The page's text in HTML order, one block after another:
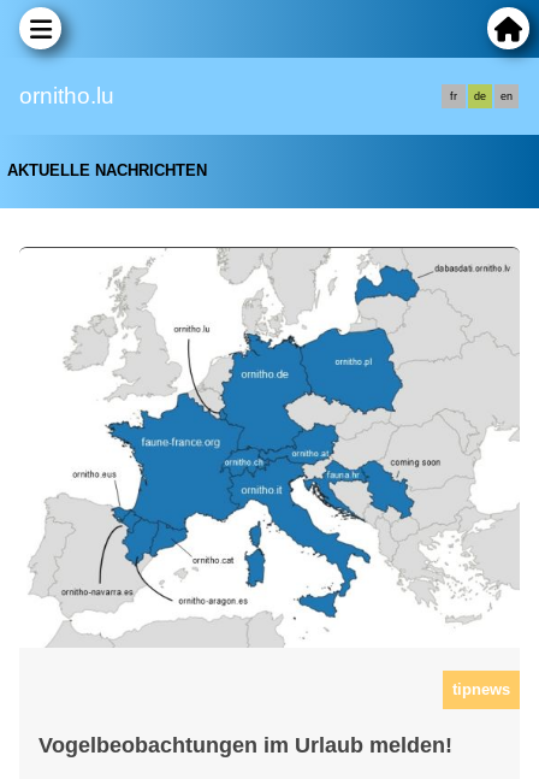
ornitho.lu fr de en
AKTUELLE NACHRICHTEN
tipnews
Vogelbeobachtungen im Urlaub melden!